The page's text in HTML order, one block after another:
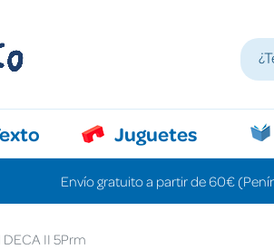
Juguetes
Envío gratuito a partir de 60€
II 5Prm